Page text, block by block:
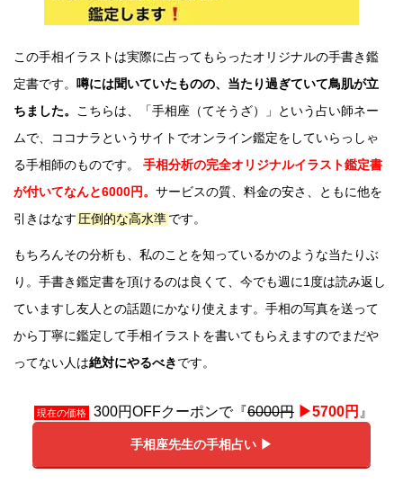
この手相イラストは実際に占ってもらったオリジナルの手書き鑑
定書です。 噂には聞いていたものの、当たり過ぎていて鳥肌が立
ちました。
こちらは、「手相座（てそうざ）」という占い師ネー
ムで、ココナラというサイトでオンライン鑑定をしていらっしゃ
る手相師のものです。 手相分析の完全オリジナルイラスト鑑定書
が付いてなんと6000円。 サービスの質、料金の安さ、ともに他を
引きはなす 圧倒的な高水準です。
もちろんその分析も、私のことを知っているかのような当たりぶ
り。手書き鑑定書を頂けるのは良くて、今でも週に1度は読み返し
ていますし友人との話題にかなり使えます。手相の写真を送って
から丁寧に鑑定して手相イラストを書いてもらえますのでまだや
ってない人は絶対にやるべきです。
現在の価格 300円OFFクーポンで『6000円 ▶︎5700円 』
手相座先生の手相占い ▶︎